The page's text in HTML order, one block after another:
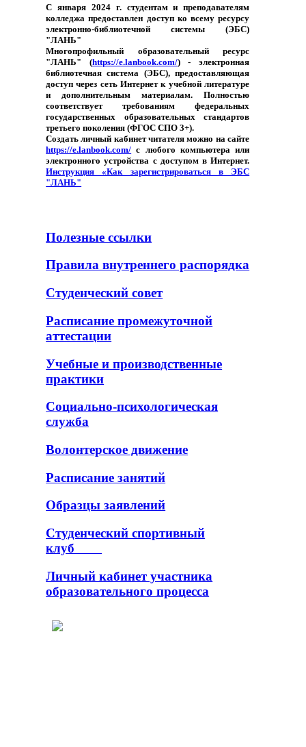
С января 2024 г. студентам и преподавателям
колледжа предоставлен доступ ко всему ресурсу
электронно-библиотечной системы (ЭБС)
"ЛАНЬ"
Многопрофильный образовательный ресурс
"ЛАНЬ" (https://e.lanbook.com/) - электронная
библиотечная система (ЭБС), предоставляющая
доступ через сеть Интернет к учебной литературе
и дополнительным материалам. Полностью
соответствует требованиям федеральных
государственных образовательных стандартов
третьего поколения (ФГОС СПО 3+).
Создать личный кабинет читателя можно на сайте
https://e.lanbook.com/ с любого компьютера или
электронного устройства с доступом в Интернет.
Инструкция «Как зарегистрироваться в ЭБС
"ЛАНЬ"
Полезные ссылки
Правила внутреннего распорядка
Студенческий совет
Расписание промежуточной
аттестации
Учебные и производственные
практики
Социально-психологическая
служба
Волонтерское движение
Расписание занятий
Образцы заявлений
Студенческий спортивный
клуб
Личный кабинет участника
образовательного процесса